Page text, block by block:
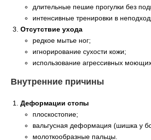
длительные пешие прогулки без
интенсивные тренировки в
Отсутствие ухода
редкое мытье ног;
игнорирование сухости кожи;
использование агрессивных моющих
Внутренние причины
Деформации стопы
плоскостопие;
вальгусная деформация (шишка у
молоткообразные пальцы.